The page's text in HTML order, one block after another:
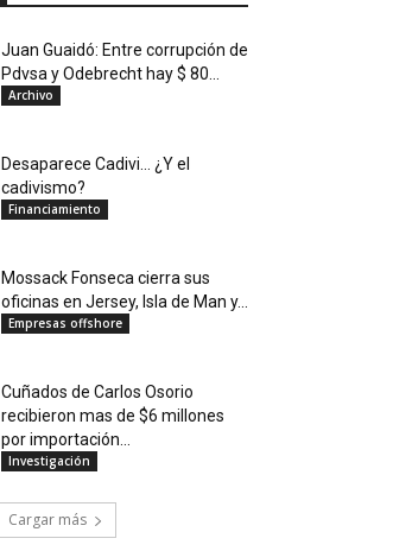
Juan Guaidó: Entre corrupción de
Pdvsa y Odebrecht hay $ 80...
Archivo
Desaparece Cadivi… ¿Y el
cadivismo?
Financiamiento
Mossack Fonseca cierra sus
oficinas en Jersey, Isla de Man y...
Empresas offshore
Cuñados de Carlos Osorio
recibieron mas de $6 millones
por importación...
Investigación
Cargar más